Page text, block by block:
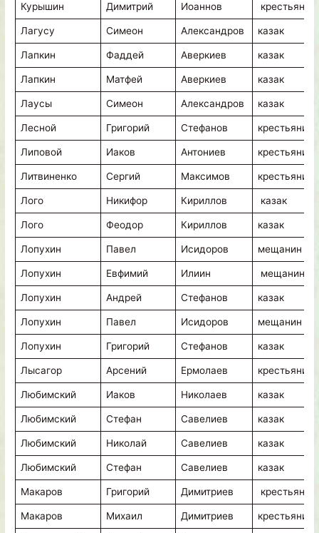
Курышин Димитрий Иоаннов крестьянин
Лагусу Симеон Александров казак
Лапкин Фаддей Аверкиев казак
Лапкин Матфей Аверкиев казак
Лаусы Симеон Александров казак
Лесной Григорий Стефанов крестьянин
Липовой Иаков Антониев крестьянин
Литвиненко Сергий Максимов крестьянин
Лого Никифор Кириллов казак
Лого Феодор Кириллов казак
Лопухин Павел Исидоров мещанин
Лопухин Евфимий Илиин мещанин
Лопухин Андрей Стефанов казак
Лопухин Павел Исидоров мещанин
Лопухин Григорий Стефанов казак
Лысагор Арсений Ермолаев крестьянин
Любимский Иаков Николаев казак
Любимский Стефан Савелиев казак
Любимский Николай Савелиев казак
Любимский Стефан Савелиев казак
Макаров Григорий Димитриев крестьянин
Макаров Михаил Димитриев крестьянин